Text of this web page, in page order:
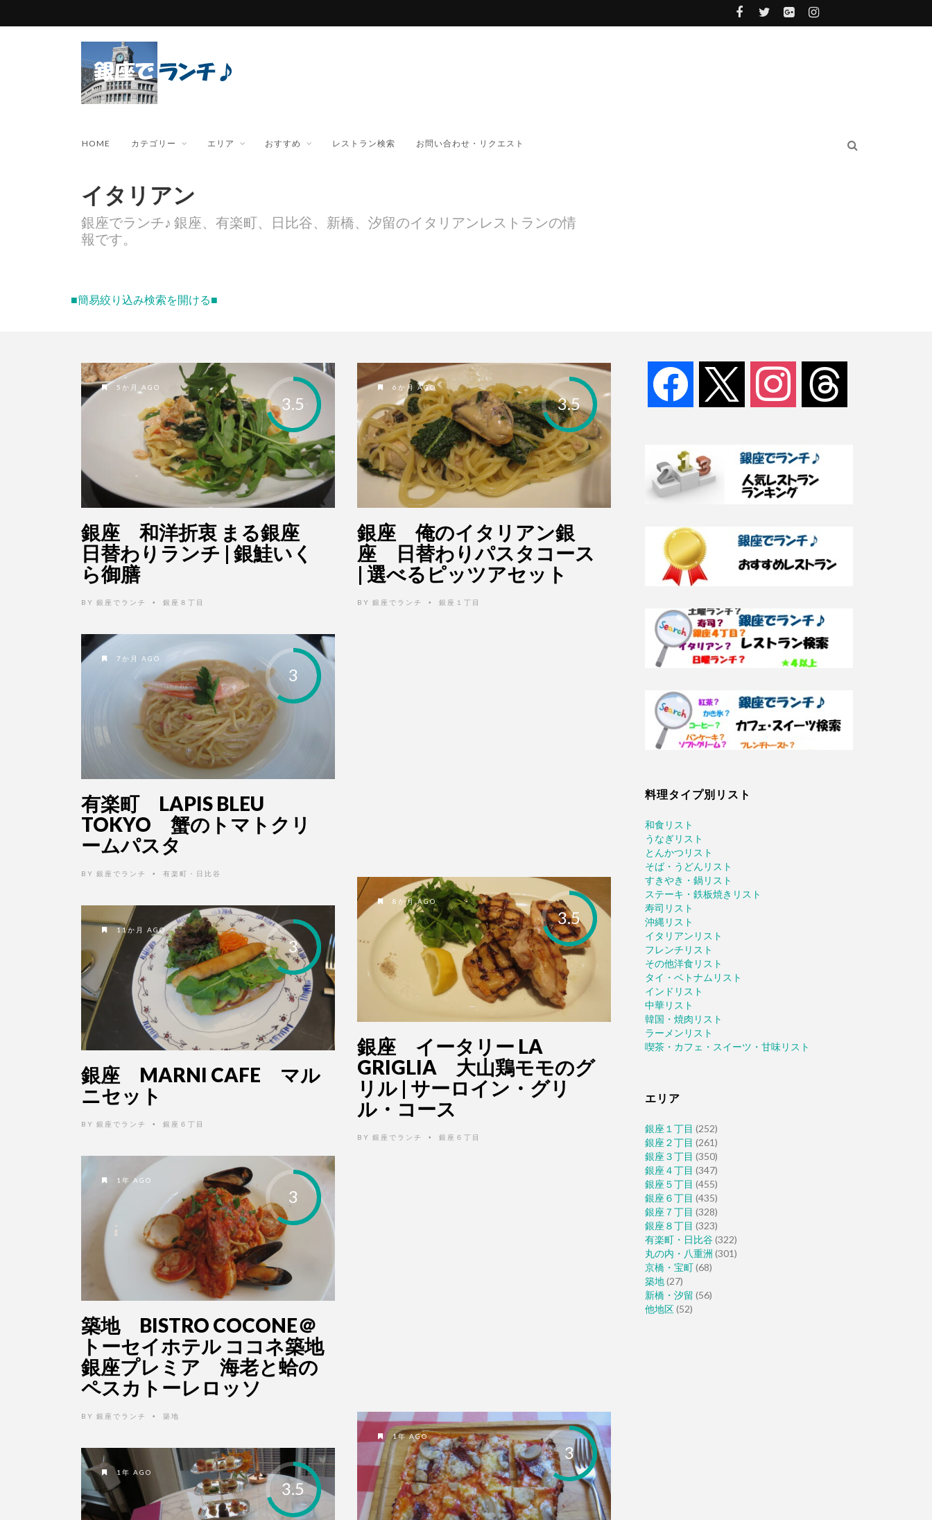
HOME カテゴリー エリア おすすめ レストラン検索 お問い合わせ・リクエスト
イタリアン
銀座でランチ♪ 銀座、有楽町、日比谷、新橋、汐留のイタリアンレストランの情
報です。
■簡易絞り込み検索を開ける■
3.5
5か月 AGO
銀座 和洋折衷 まる銀座
日替わりランチ | 銀鮭いく
ら御膳
BY 銀座でランチ • 銀座８丁目
3.5
6か月 AGO
銀座 俺のイタリアン銀
座 日替わりパスタコース
| 選べるピッツアセット
BY 銀座でランチ • 銀座１丁目
3
7か月 AGO
有楽町 LAPIS BLEU
TOKYO 蟹のトマトクリ
ームパスタ
BY 銀座でランチ • 有楽町・日比谷
3.5
8か月 AGO
銀座 イータリー LA
GRIGLIA 大山鶏モモのグ
リル | サーロイン・グリ
ル・コース
BY 銀座でランチ • 銀座６丁目
3
11か月 AGO
銀座 MARNI CAFE マル
ニセット
BY 銀座でランチ • 銀座６丁目
3
1年 AGO
築地 BISTRO COCONE＠
トーセイホテル ココネ築地
銀座プレミア 海老と蛤の
ペスカトーレロッソ
BY 銀座でランチ • 築地
3
1年 AGO
3.5
1年 AGO
facebook instagram threads
料理タイプ別リスト
和食リスト
うなぎリスト
とんかつリスト
そば・うどんリスト
すきやき・鍋リスト
ステーキ・鉄板焼きリスト
寿司リスト
沖縄リスト
イタリアンリスト
フレンチリスト
その他洋食リスト
タイ・ベトナムリスト
インドリスト
中華リスト
韓国・焼肉リスト
ラーメンリスト
喫茶・カフェ・スイーツ・甘味リスト
エリア
銀座１丁目 (252)
銀座２丁目 (261)
銀座３丁目 (350)
銀座４丁目 (347)
銀座５丁目 (455)
銀座６丁目 (435)
銀座７丁目 (328)
銀座８丁目 (323)
有楽町・日比谷(322)
丸の内・八重洲 (301)
京橋・宝町(68)
築地(27)
新橋・汐留 (56)
他地区(52)